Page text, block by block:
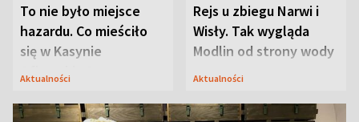
To nie było miejsce
hazardu. Co mieściło
się w Kasynie
Oficerskim?
Aktualności
Rejs u zbiegu Narwi i
Wisły. Tak wygląda
Modlin od strony wody
Aktualności